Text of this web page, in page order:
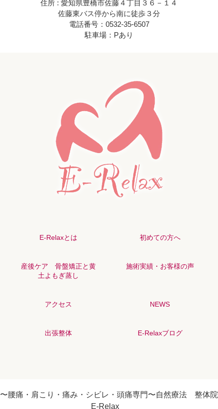
住所 : 愛知県豊橋市佐藤４丁目３６－１４
佐藤東バス停から南に徒歩３分
電話番号：0532-35-6507
駐車場：Pあり
E-Relaxとは 初めての方へ
産後ケア 骨盤矯正と黄
土よもぎ蒸し
施術実績・お客様の声
アクセス NEWS
出張整体 E-Relaxブログ
〜腰痛・肩こり・痛み・シビレ・頭痛専門〜自然療法 整体院
E-Relax